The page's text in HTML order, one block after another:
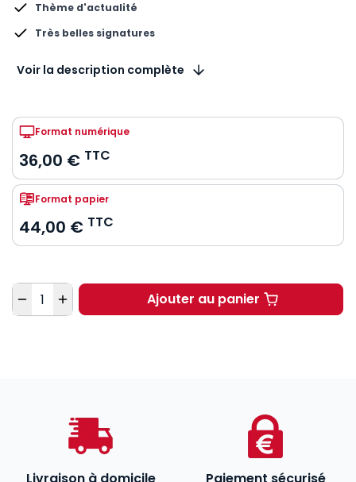
Thème d'actualité
Très belles signatures
Voir la description complète
Format numérique
36,00 € TTC
Format papier
44,00 € TTC
Quantité Ajouter au panierEngagements et